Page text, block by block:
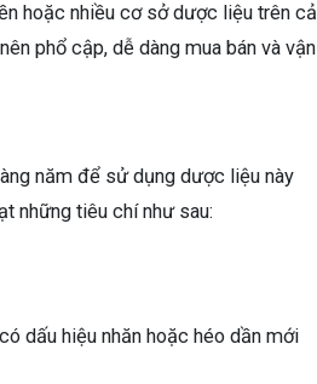
hoặc nhiều cơ sở dược liệu trên cả
phổ cập, dễ dàng mua bán và vận
năm để sử dụng dược liệu này
những tiêu chí như sau:
dấu hiệu nhăn hoặc héo dần mới